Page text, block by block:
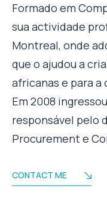
Formado em
sua actividade
Montreal, onde
que o ajudou a
africanas e para
Em 2008
responsável pelo
Procurement e
CONTACT ME